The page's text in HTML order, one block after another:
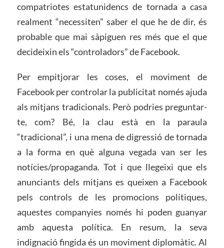
compatriotes estatunidencs de tornada a casa
realment “necessiten” saber el que he de dir, és
probable que mai sàpiguen res més que el que
decideixin els “controladors” de Facebook.
Per empitjorar les coses, el moviment de
Facebook per controlar la publicitat només ajuda
als mitjans tradicionals. Però podries preguntar-
te, com? Bé, la clau està en la paraula
“tradicional”, i una mena de digressió de tornada
a la forma en què alguna vegada van ser les
notícies/propaganda. Tot i que llegeixi que els
anunciants dels mitjans es queixen a Facebook
pels controls de les promocions polítiques,
aquestes companyies només hi poden guanyar
amb aquesta política. En resum, la seva
indignació fingida és un moviment diplomàtic. Al